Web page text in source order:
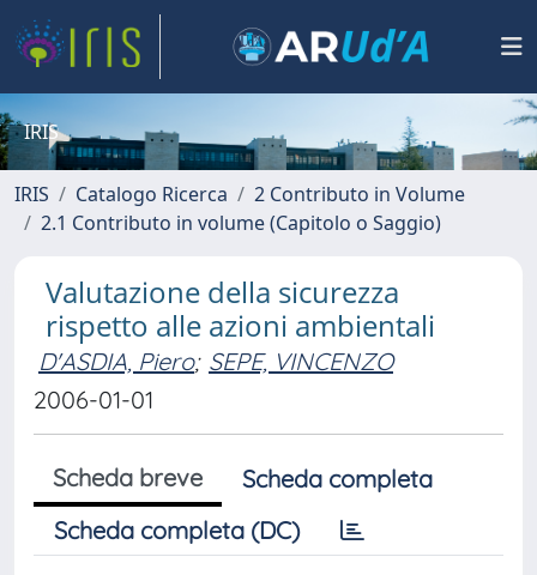
IRIS
IRIS Catalogo Ricerca
2 Contributo in Volume
2.1 Contributo in volume (Capitolo o Saggio)
Valutazione della sicurezza
rispetto alle azioni ambientali
D'ASDIA, Piero; SEPE, VINCENZO
2006-01-01
Scheda breve
Scheda completa
Scheda completa (DC)